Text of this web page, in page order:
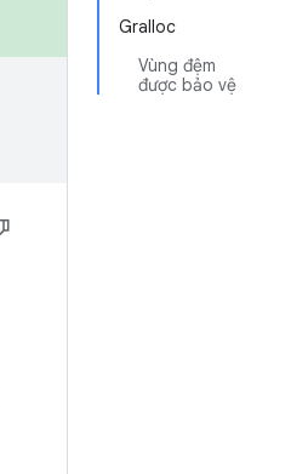
Gralloc
Vùng đệm
được bảo vệ